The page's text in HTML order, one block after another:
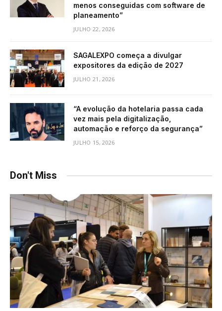
menos conseguidas com software de
planeamento”
JULHO 22, 2026
SAGALEXPO começa a divulgar
expositores da edição de 2027
JULHO 21, 2026
“A evolução da hotelaria passa cada
vez mais pela digitalização,
automação e reforço da segurança”
JULHO 15, 2026
Don't Miss